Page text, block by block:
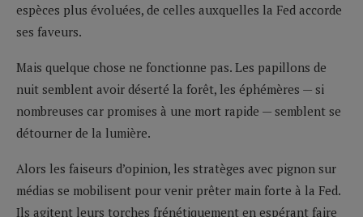
espèces plus évoluées, de celles auxquelles la Fed accorde
ses faveurs.
Mais quelque chose ne fonctionne pas. Les papillons de
nuit semblent avoir déserté la forêt, les éphémères — si
nombreuses car promises à une mort rapide — semblent se
détourner de la lumière.
Alors les faiseurs d’opinion, les stratèges avec pignon sur
médias se mobilisent pour venir prêter main forte à la Fed.
Ils agitent leurs torches frénétiquement en espérant faire